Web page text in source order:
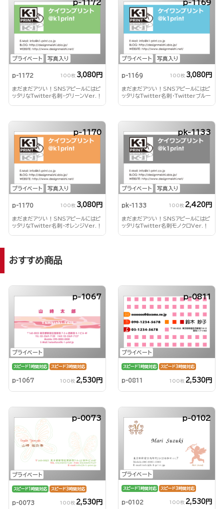
プライベート 写真入り
p-1172
p-1172 100枚 3,080円
まだまだアツい！SNSアピールにはピ
ッタリなTwitter名刺・グリーンVer.！
プライベート 写真入り
p-1169
p-1169 100枚 3,080円
まだまだアツい！SNSアピールにはピ
ッタリなTwitter名刺・Twitterブルー
プライベート 写真入り
p-1170
p-1170 100枚 3,080円
まだまだアツい！SNSアピールにはピ
ッタリなTwitter名刺・オレンジVer.！
プライベート 写真入り
pk-1133
pk-1133 100枚 2,420円
まだまだアツい！SNSアピールにはピ
ッタリなTwitter名刺モノクロVer.！
おすすめ商品
プライベート
p-1067
スピード1時間対応 スピード3時間対応
p-1067 100枚 2,530円
プライベート
p-0811
スピード1時間対応 スピード3時間対応
p-0811 100枚 2,530円
プライベート
p-0073
スピード1時間対応 スピード3時間対応
p-0073 100枚 2,530円
プライベート
p-0102
スピード1時間対応 スピード3時間対応
p-0102 100枚 2,530円